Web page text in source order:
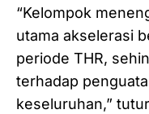
‎“Kelompok
utama akselerasi
periode THR,
terhadap
keseluruhan,”